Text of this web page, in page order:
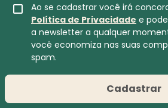
Ao se cadastrar você irá
Política de Privacidade e
a newsletter a qualquer
você economiza nas suas
spam.
Cadastrar